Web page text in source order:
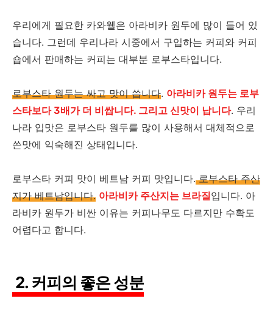
우리에게 필요한 카와웰은 아라비카 원두에 많이 들어 있
습니다. 그런데 우리나라 시중에서 구입하는 커피와 커피
숍에서 판매하는 커피는 대부분 로부스타입니다.
로부스타 원두는 싸고 맛이 씁니다. 아라비카 원두는 로부
스타보다 3배가 더 비쌉니다. 그리고 신맛이 납니다. 우리
나라 입맛은 로부스타 원두를 많이 사용해서 대체적으로
쓴맛에 익숙해진 상태입니다.
로부스타 커피 맛이 베트남 커피 맛입니다.로부스타 주산
지가 베트남입니다. 아라비카 주산지는 브라질입니다. 아
라비카 원두가 비싼 이유는 커피나무도 다르지만 수확도
어렵다고 합니다.
2. 커피의 좋은 성분